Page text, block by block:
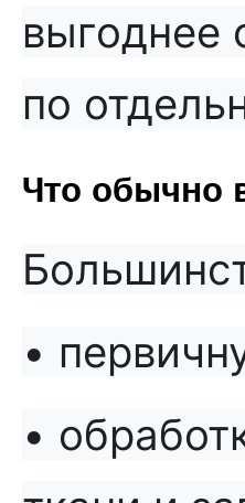
выгоднее
по
Что обычно
•
•